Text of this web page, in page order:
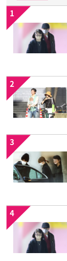
1
2
3
4